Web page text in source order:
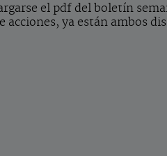
el pdf del boletín
acciones, ya están ambos